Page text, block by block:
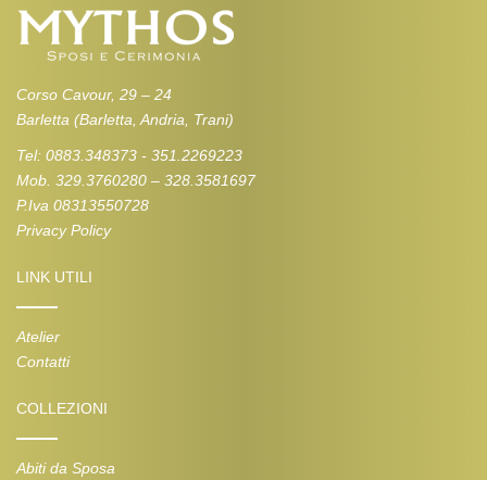
Corso Cavour, 29 – 24
Barletta (Barletta, Andria, Trani)
Tel: 0883.348373 - 351.2269223
Mob. 329.3760280 – 328.3581697
P.Iva 08313550728
Privacy Policy
LINK UTILI
Atelier
Contatti
COLLEZIONI
Abiti da Sposa